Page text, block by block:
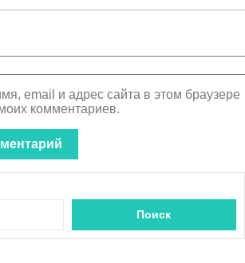
email и адрес сайта в этом браузере
комментариев.
Поиск